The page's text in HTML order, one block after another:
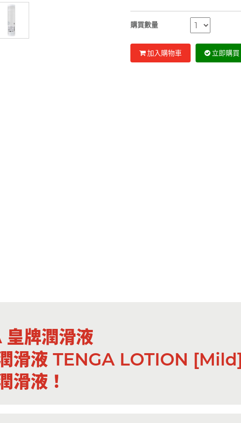
購買數量
加入購物車 立即購買
皇牌潤滑液
滑液 TENGA LOTION
滑液！